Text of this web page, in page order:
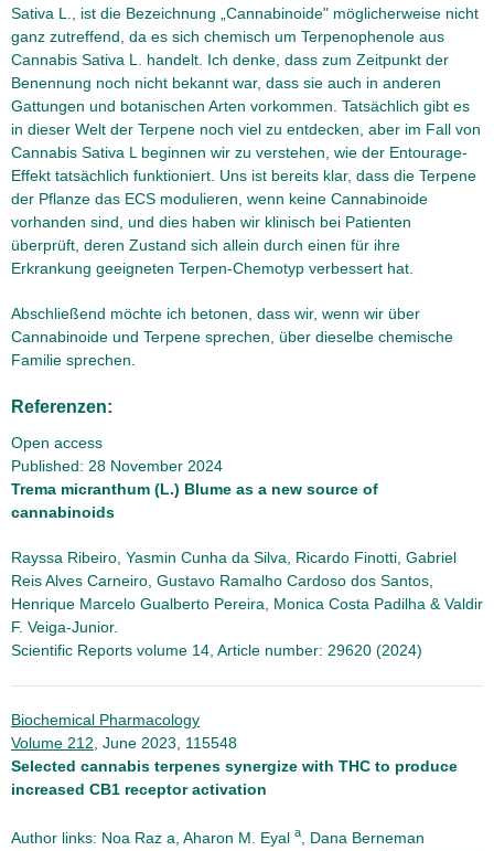
Sativa L., ist die Bezeichnung „Cannabinoide" möglicherweise nicht
ganz zutreffend, da es sich chemisch um Terpenophenole aus
Cannabis Sativa L. handelt. Ich denke, dass zum Zeitpunkt der
Benennung noch nicht bekannt war, dass sie auch in anderen
Gattungen und botanischen Arten vorkommen. Tatsächlich gibt es
in dieser Welt der Terpene noch viel zu entdecken, aber im Fall von
Cannabis Sativa L beginnen wir zu verstehen, wie der Entourage-
Effekt tatsächlich funktioniert. Uns ist bereits klar, dass die Terpene
der Pflanze das ECS modulieren, wenn keine Cannabinoide
vorhanden sind, und dies haben wir klinisch bei Patienten
überprüft, deren Zustand sich allein durch einen für ihre
Erkrankung geeigneten Terpen-Chemotyp verbessert hat.
Abschließend möchte ich betonen, dass wir, wenn wir über
Cannabinoide und Terpene sprechen, über dieselbe chemische
Familie sprechen.
Referenzen:
Open access
Published: 28 November 2024
Trema micranthum (L.) Blume as a new source of
cannabinoids
Rayssa Ribeiro, Yasmin Cunha da Silva, Ricardo Finotti, Gabriel
Reis Alves Carneiro, Gustavo Ramalho Cardoso dos Santos,
Henrique Marcelo Gualberto Pereira, Monica Costa Padilha & Valdir
F. Veiga-Junior.
Scientific Reports volume 14, Article number: 29620 (2024)
Biochemical Pharmacology
Volume 212 , June 2023, 115548
Selected cannabis terpenes synergize with THC to produce
increased CB1 receptor activation
Author links: Noa Raz a, Aharon M. Eyal a
, Dana Berneman